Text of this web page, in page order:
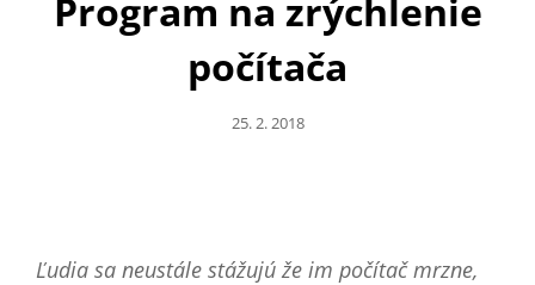
Program na zrýchlenie
počítača
Posted
25. 2. 2018
Ľudia sa neustále stážujú že im počítač mrzne,